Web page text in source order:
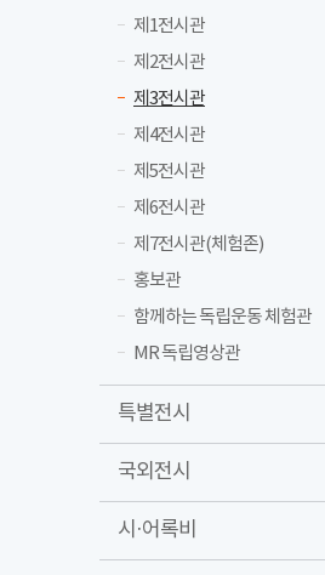
제1전시관
제2전시관
제3전시관
제4전시관
제5전시관
제6전시관
제7전시관(체험존)
홍보관
함께하는 독립운동 체험관
MR 독립영상관
특별전시
국외전시
시·어록비